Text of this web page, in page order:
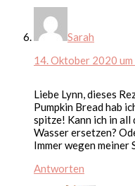
Sarah
14. Oktober 2020
Liebe Lynn, dieses
Pumpkin Bread hab
spitze! Kann ich in all
Wasser ersetzen?
Immer wegen
Antworten